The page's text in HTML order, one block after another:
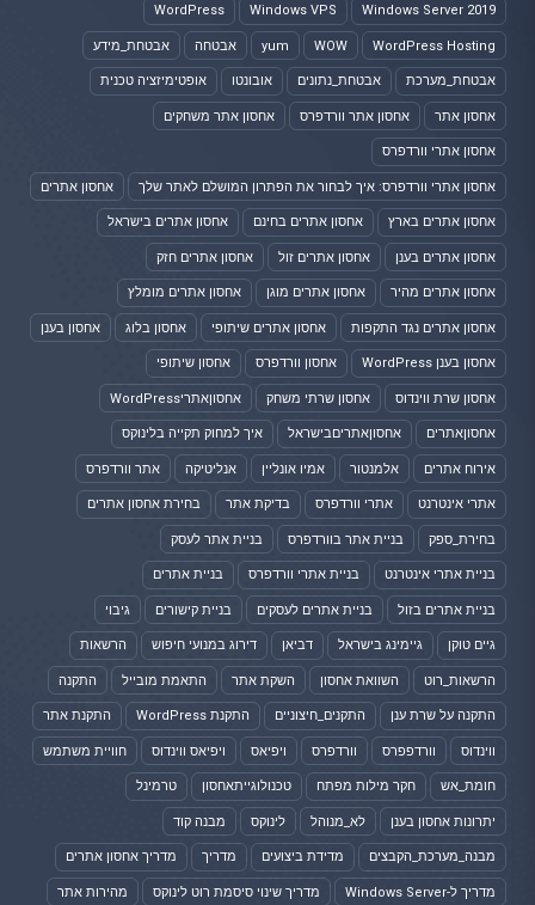
Windows Server 2019
Windows VPS
WordPress
WordPress Hosting
WOW
yum אבטחה אבטחת_מידע
אבטחת_מערכת אבטחת_נתונים אובונטו אופטימיזציה טכנית
אחסון אתר אחסון אתר וורדפרס אחסון אתר משחקים
אחסון אתרי וורדפרס
אחסון אתרי וורדפרס: איך לבחור את הפתרון המושלם לאתר שלך אחסון אתרים
אחסון אתרים בארץ אחסון אתרים בחינם אחסון אתרים בישראל
אחסון אתרים בענן אחסון אתרים זול אחסון אתרים חזק
אחסון אתרים מהיר אחסון אתרים מוגן אחסון אתרים מומלץ
אחסון אתרים נגד התקפות אחסון אתרים שיתופי אחסון בלוג אחסון בענן
אחסון בענן WordPress אחסון וורדפרס אחסון שיתופי
אחסון שרת ווינדוס אחסון שרתי משחק אחסוןאתריWordPress
אחסוןאתרים אחסוןאתריםבישראל איך למחוק תקייה בלינוקס
אירוח אתרים אלמנטור אמיו אונליין אנליטיקה אתר וורדפרס
אתרי אינטרנט אתרי וורדפרס בדיקת אתר בחירת אחסון אתרים
בחירת_ספק בניית אתר בוורדפרס בניית אתר לעסק
בניית אתרי אינטרנט בניית אתרי וורדפרס בניית אתרים
בניית אתרים בזול בניית אתרים לעסקים בניית קישורים גיבוי
גיים טוקן גיימינג בישראל דביאן דירוג במנועי חיפוש הרשאות
הרשאות_רוט השוואת אחסון השקת אתר התאמת מובייל התקנה
התקנה על שרת ענן התקנים_חיצוניים התקנת WordPress התקנת אתר
ווינדוס וורדפפרס וורדפרס ויפיאס ויפיאס ווינדוס חוויית משתמש
חומת_אש חקר מילות מפתח טכנולוגייתאחסון טרמינל
יתרונות אחסון בענן לא_מנוהל לינוקס מבנה קוד
מבנה_מערכת_הקבצים מדידת ביצועים מדריך מדריך אחסון אתרים
מדריך ל-Windows Server מדריך שינוי סיסמת רוט לינוקס מהירות אתר